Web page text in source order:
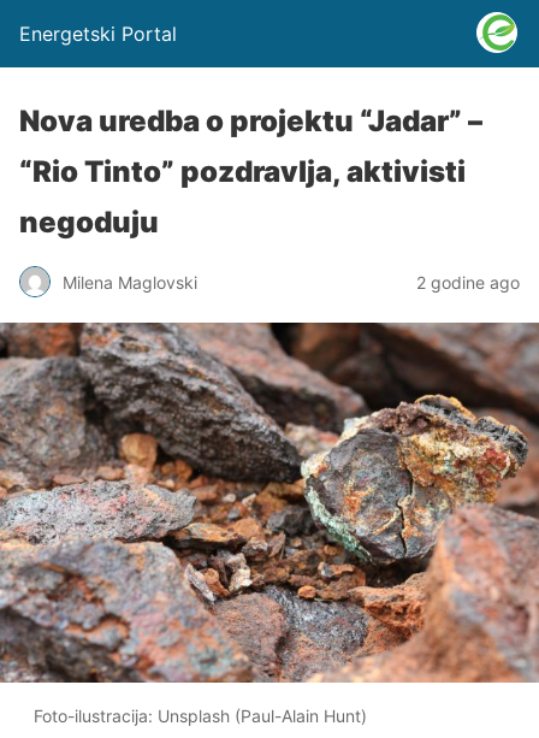
Energetski Portal
Nova uredba o projektu “Jadar” –
“Rio Tinto” pozdravlja, aktivisti
negoduju
Milena Maglovski 2 godine ago
Foto-ilustracija: Unsplash (Paul-Alain Hunt)